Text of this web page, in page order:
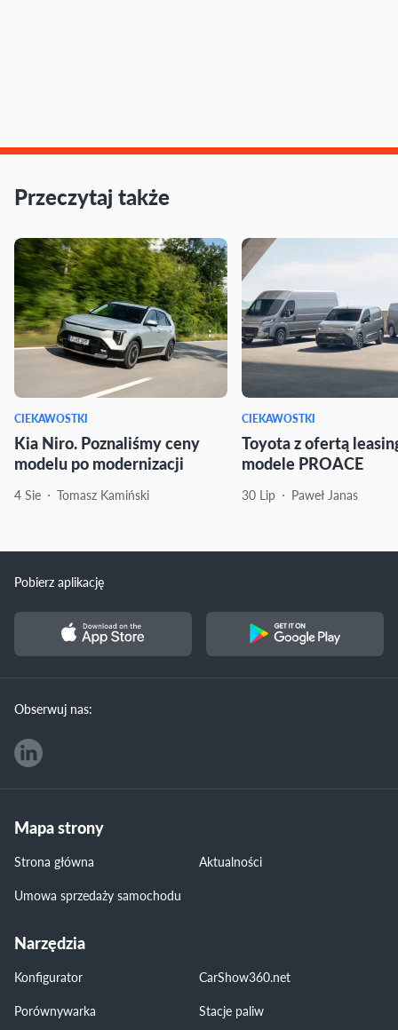
Przeczytaj także
CIEKAWOSTKI
Kia Niro. Poznaliśmy ceny
modelu po modernizacji
4 Sie Tomasz Kamiński
CIEKAWOSTKI
Toyota z ofertą
modele PROACE
30 Lip Paweł Janas
Pobierz aplikację
Obserwuj nas:
Mapa strony
Strona główna
Aktualności
Umowa sprzedaży samochodu
Narzędzia
Konfigurator
CarShow360.net
Porównywarka
Stacje paliw